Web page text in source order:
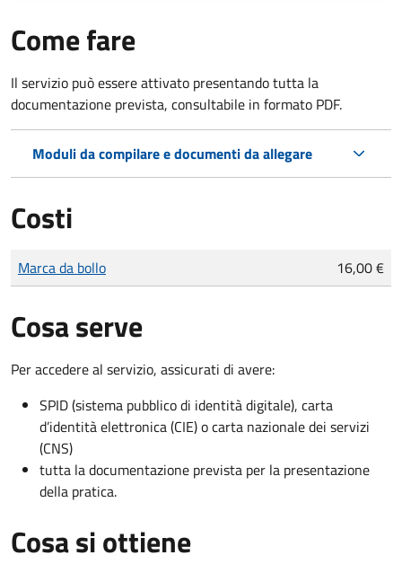
Come fare
Il servizio può essere attivato presentando tutta la
documentazione prevista, consultabile in formato PDF.
Moduli da compilare e documenti da allegare
Costi
Tipo di pagamento
Importo
Marca da bollo 16,00 €
Cosa serve
Per accedere al servizio, assicurati di avere:
SPID (sistema pubblico di identità digitale), carta
d’identità elettronica (CIE) o carta nazionale dei servizi
(CNS)
tutta la documentazione prevista per la presentazione
della pratica.
Cosa si ottiene